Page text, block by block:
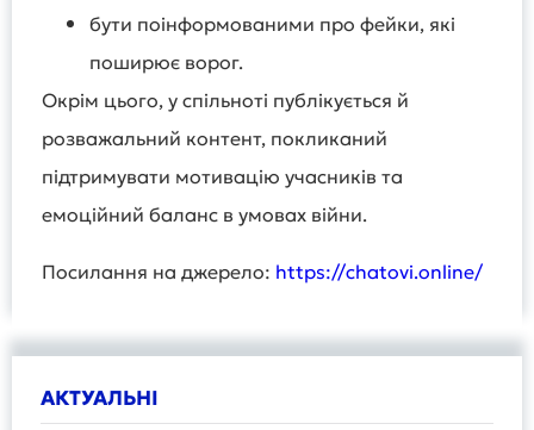
бути поінформованими про фейки, які
поширює ворог.
Окрім цього, у спільноті публікується й
розважальний контент, покликаний
підтримувати мотивацію учасників та
емоційний баланс в умовах війни.
Посилання на джерело: https://chatovi.online/
АКТУАЛЬНІ